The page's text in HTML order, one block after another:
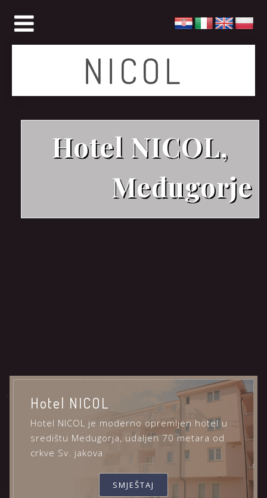
Hotel NICOL,
Međugorje
Hotel NICOL
Hotel NICOL je moderno opremljen hotel u
središtu Medugorja, udaljen 70 metara od
crkve Sv. jakova.
SMJEŠTAJ